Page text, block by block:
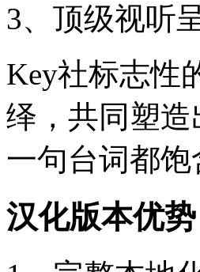
3、顶级视听
Key社标志性
绎，共同塑
一句台词都
汉化版本优势